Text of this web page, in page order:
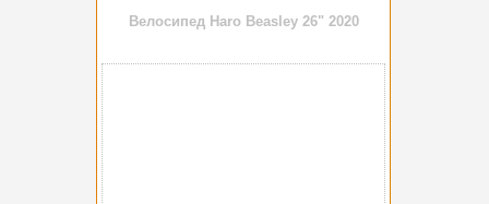
Велосипед Haro Beasley 26" 2020